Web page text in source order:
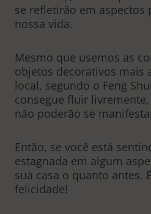
se refletirão em aspectos
nossa vida.
Mesmo que usemos as
objetos decorativos mais
local, segundo o Feng
consegue fluir
não poderão se
Então, se você está
estagnada em algum
sua casa o quanto antes.
felicidade!